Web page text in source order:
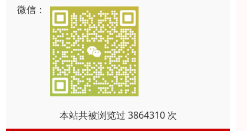
微信：
本站共被浏览过 3864310 次